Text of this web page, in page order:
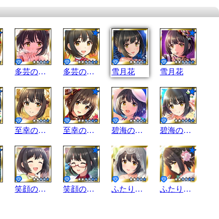
多芸の才女 多芸の才女 雪月花 雪月花
至幸の甘味 至幸の甘味 碧海の幸神 碧海の幸神
笑顔の成果 笑顔の成果 ふたりの縁 ふたりの縁